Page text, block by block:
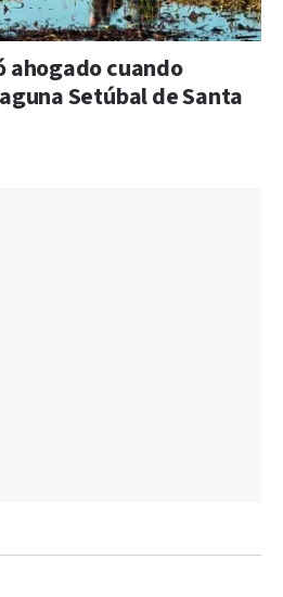
cuando
Setúbal de Santa